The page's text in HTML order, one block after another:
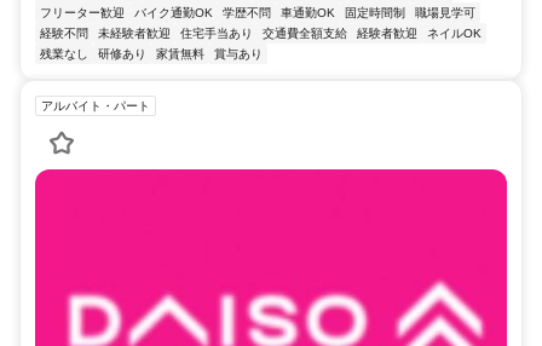
フリーター歓迎
バイク通勤OK 学歴不問 車通勤OK 固定時間制
職場見学可
経験不問
未経験者歓迎 住宅手当あり 交通費全額支給 経験者歓迎
ネイルOK
残業なし
研修あり 家賃無料 賞与あり
アルバイト・パート